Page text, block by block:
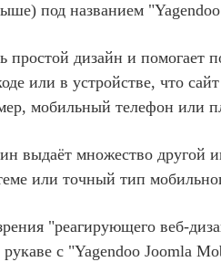
под названием
простой дизайн и помогает
или в устройстве, что
мобильный телефон или
выдаёт множество другой
или точный тип
"реагирующего веб-
с "Yagendoo Joomla